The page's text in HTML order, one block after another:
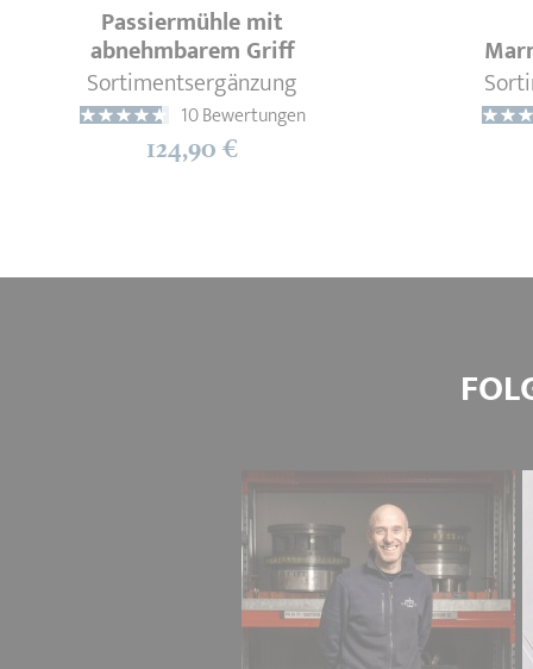
Passiermühle mit
abnehmbarem Griff
Sortimentsergänzung
10 Bewertungen
124,90 €